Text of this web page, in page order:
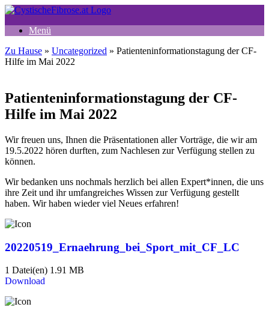
Zum
springenMenü
Zu Hause » Uncategorized » Patienteninformationstagung der CF-
Hilfe im Mai 2022
Patienteninformationstagung der CF-
Hilfe im Mai 2022
Wir freuen uns, Ihnen die Präsentationen aller Vorträge, die wir am
19.5.2022 hören durften, zum Nachlesen zur Verfügung stellen zu
können.
Wir bedanken uns nochmals herzlich bei allen Expert*innen, die uns
ihre Zeit und ihr umfangreiches Wissen zur Verfügung gestellt
haben. Wir haben wieder viel Neues erfahren!
20220519_Ernaehrung_bei_Sport_mit_CF_LC
1 Datei(en) 1.91 MB
Download